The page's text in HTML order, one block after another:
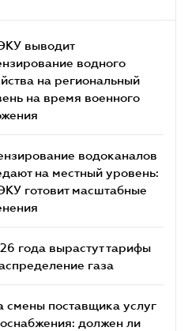
выводит
водного
на региональный
на время военного
водоканалов
на местный уровень:
готовит масштабные
года вырастут тарифы
газа
смены поставщика услуг
должен ли